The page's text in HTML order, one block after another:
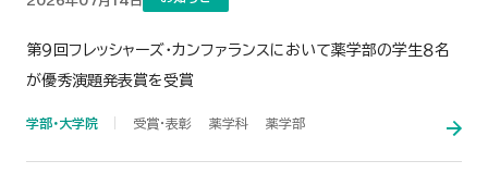
第９回フレッシャーズ・カンファランスにおいて薬学部の学生８名
が優秀演題発表賞を受賞
学部・大学院 受賞・表彰 薬学科 薬学部